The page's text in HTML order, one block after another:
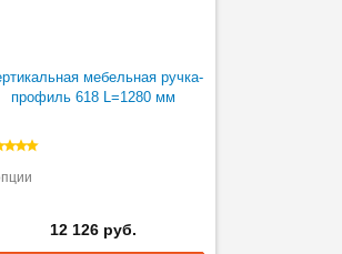
мебельная ручка-
профиль 618 L=1280 мм
12 126 руб.